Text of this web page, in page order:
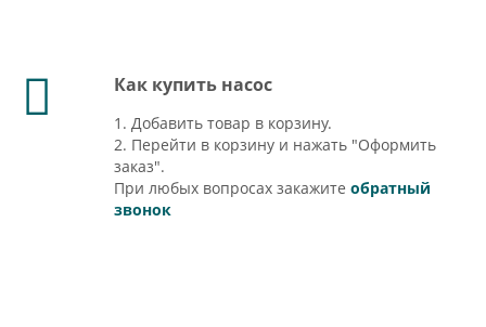
Как купить насос
1. Добавить товар в корзину.
2. Перейти в корзину и нажать "Оформить
заказ".
При любых вопросах закажите обратный
звонок